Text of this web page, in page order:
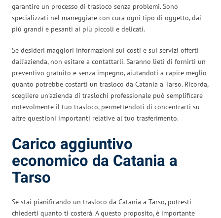
garantire un processo di trasloco senza problemi. Sono
specializzati nel maneggiare con cura ogni tipo di oggetto, dai
più grandi e pesanti ai più piccoli e delicati.
Se desideri maggiori informazioni sui costi e sui servizi offerti
dall’azienda, non esitare a contattarli. Saranno lieti di fornirti un
preventivo gratuito e senza impegno, aiutandoti a capire meglio
quanto potrebbe costarti un trasloco da Catania a Tarso. Ricorda,
scegliere un’azienda di traslochi professionale può semplificare
notevolmente il tuo trasloco, permettendoti di concentrarti su
altre questioni importanti relative al tuo trasferimento.
Carico aggiuntivo
economico da Catania a
Tarso
Se stai pianificando un trasloco da Catania a Tarso, potresti
chiederti quanto ti costerà. A questo proposito, è importante